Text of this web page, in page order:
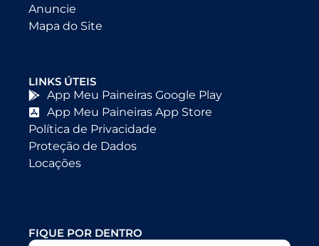
Anuncie
Mapa do Site
LINKS ÚTEIS
App Meu Paineiras Google Play
App Meu Paineiras App Store
Política de Privacidade
Proteção de Dados
Locações
FIQUE POR DENTRO